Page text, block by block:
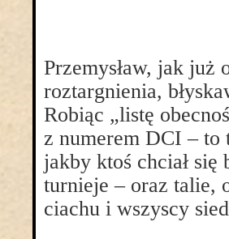
Przemysław, jak już
roztargnienia,
Robiąc „listę
z numerem DCI –
jakby ktoś chciał
turnieje – oraz talie,
ciachu i wszyscy